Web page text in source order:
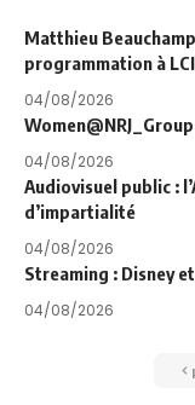
Matthieu
programmation à LCI
04/08/2026
04/08/2026
Audiovisuel public :
d’impartialité
04/08/2026
Streaming : Disney
04/08/2026